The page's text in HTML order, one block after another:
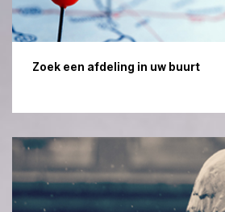
Zoek een afdeling in uw buurt